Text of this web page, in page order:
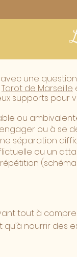
une
Tarot de Marseille
supports pour
ou
ou à se
séparation
ou un
tout à
nourrir des